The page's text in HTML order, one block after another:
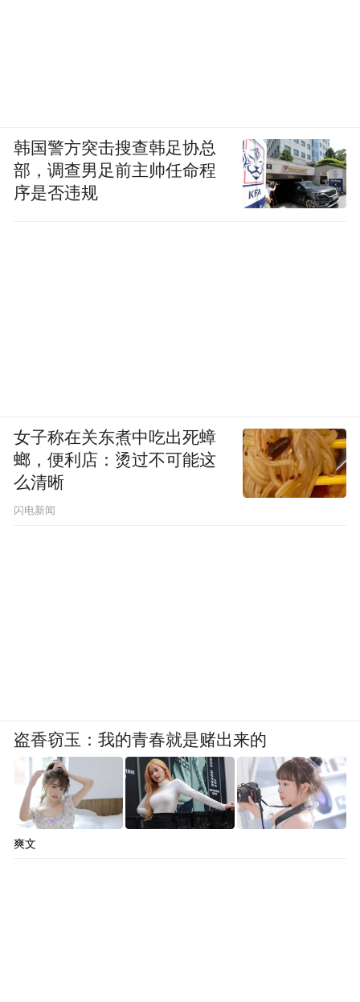
韩国警方突击搜查韩足协总
部，调查男足前主帅任命程
序是否违规
女子称在关东煮中吃出死蟑
螂，便利店：烫过不可能这
么清晰
闪电新闻
盗香窃玉：我的青春就是赌出来的
爽文